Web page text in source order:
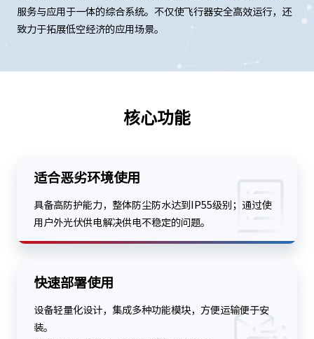
服务与应用于一体的综合系统。不仅使飞行器安全高效运行，还
致力于拓展低空经济的应用场景。
核心功能
适合恶劣环境使用
具备高防护能力，整体防尘防水达到IP55级别；通过使
用户外光伏供电解决供电不稳定的问题。
快速部署使用
设备轻量化设计，集成多种功能模块，方便运输便于安
装。